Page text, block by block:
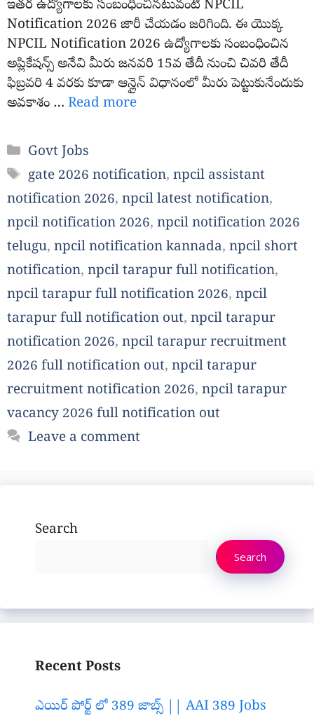
ఇతర ఉద్యోగాలకు సంబంధించినటువంటి NPCIL
Notification 2026 జారీ చేయడం జరిగింది. ఈ యొక్క
NPCIL Notification 2026 ఉద్యోగాలకు సంబంధించిన
అప్లికేషన్స్ అనేవి మీరు జనవరి 15వ తేదీ నుంచి చివరి తేదీ
ఫిబ్రవరి 4 వరకు కూడా ఆన్లైన్ విధానంలో మీరు పెట్టుకునేందుకు
అవకాశం … Read more
Categories
Govt Jobs
Tags
gate 2026 notification,npcil assistant
notification 2026, npcil latest notification,
npcil notification 2026, npcil notification 2026
telugu, npcil notification kannada, npcil short
notification, npcil tarapur full notification,
npcil tarapur full notification 2026, npcil
tarapur full notification out, npcil tarapur
notification 2026, npcil tarapur recruitment
2026 full notification out, npcil tarapur
recruitment notification 2026, npcil tarapur
vacancy 2026 full notification out
Leave a comment
Search
Search
Recent Posts
ఎయిర్ పోర్ట్ లో 389 జాబ్స్ || AAI 389 Jobs